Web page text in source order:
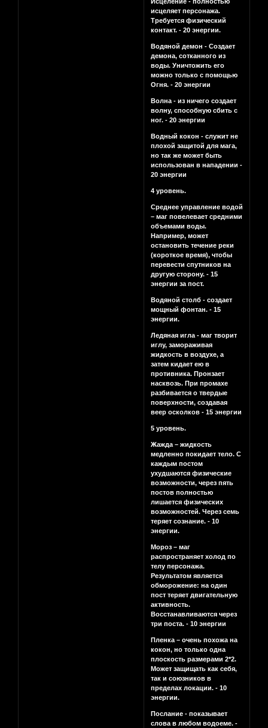
исцеляет персонажа.
Требуется физический
контакт. - 20 энергии.
Водяной демон - Создает
демона, сотканного из
воды. Уничтожить его
можно только с помощью
Огня. - 20 энергии
Волна - из ничего создает
волну, способную сбить с
ног. - 20 энергии
Водный кокон - служит не
плохой защитой для мага,
но так же может быть
использован в нападении -
20 энергии
4 уровень.
Среднее управление водой
– маг повелевает средними
объемами воды.
Например, может
остановить течение реки
(короткое время), чтобы
перевести спутников на
другую сторону. - 15
энергии за пост.
Водяной столб - создает
мощный фонтан. - 15
энергии.
Ледяная игла - маг творит
иглу, замораживая
жидкость в воздухе, а
затем кидает ею в
противника. Пронзает
насквозь. При промахе
разбивается о твердые
поверхности, создавая
веер осколков - 15 энергии
5 уровень.
Жажда – жидкость
медленно покидает тело. С
каждым постом
ухудшаются физические
возможности, через пять
постов полностью
лишается физических
возможностей. Через семь
теряет сознание. - 10
энергии.
Мороз – маг
распространяет холод по
телу персонажа.
Результатом является
обморожение: на один
пост теряет двигательную
активность.
Восстанавливаются через
три поста. - 10 энергии
Пленка – очень похожа на
кокон, но только одна
плоскость размерами 2*2.
Может защищать как себя,
так и союзников в
пределах локации. - 10
энергии.
Послание - показывает
слова в любом водоеме. -